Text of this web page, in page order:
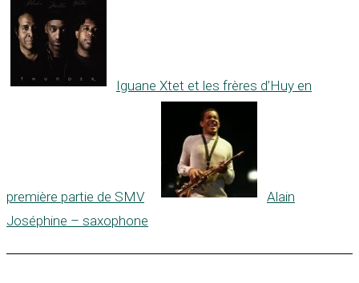
Iguane Xtet et les frères d’Huy en
première partie de SMV
Alain
Joséphine – saxophone